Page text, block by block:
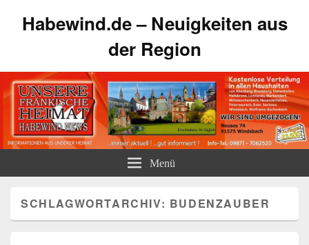
Habewind.de – Neuigkeiten aus
der Region
Menü
SCHLAGWORTARCHIV: BUDENZAUBER